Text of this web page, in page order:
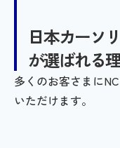
日本カーソ
が選ばれる
多くのお客さまに
いただけます。